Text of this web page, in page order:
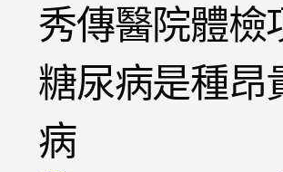
秀傳醫院體檢
糖尿病是種昂
病